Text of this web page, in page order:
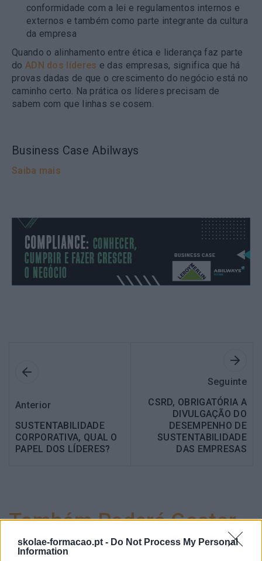
skolae-formacao.pt - Do Not Process My Personal
Information
conformidade com a lei e regulamentos internos e
externos e também como parte integrante da cultura
da empresa
Quando o alinhamento entre ética e liderança faz parte
do ADN dos líderes e das empresas, significa que há
provas dadas de que o crescimento do negócio está no
caminho certo. Na prática os líderes precisam de
sabem com que linhas se cosem.
Business Case Abilways
Saiba mais
Anterior
SUSTENTABILIDADE
CORPORATIVA, QUAL O
PAPEL DOS LÍDERES?
Seguinte
CSRD, OBRIGATÓRIA A
DIVULGAÇÃO DO
DESEMPENHO DE
SUSTENTABILIDADE
DAS EMPRESAS
Também Poderá Gostar